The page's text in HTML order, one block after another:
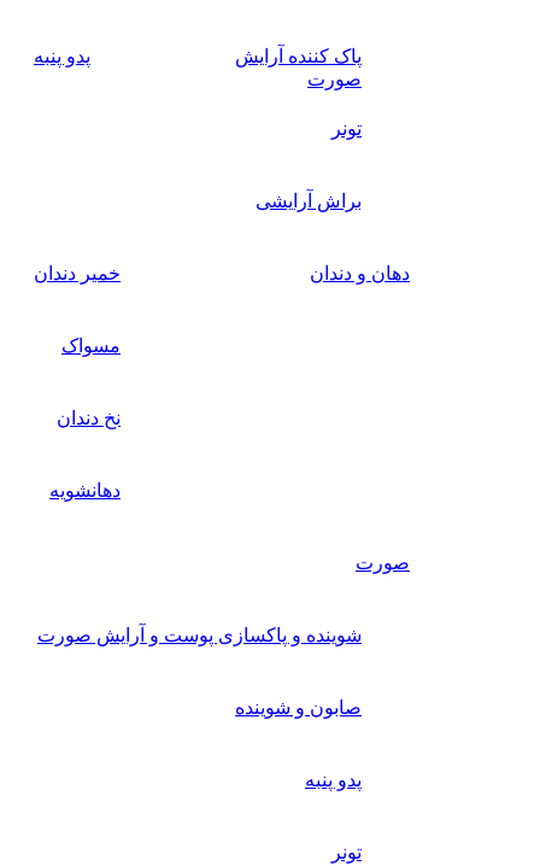
پاک کننده آرایش
صورت
پدو پنبه
تونر
براش آرایشی
دهان و دندان خمیر دندان
مسواک
نخ دندان
دهانشویه
صورت
شوینده و پاکسازی پوست و آرایش صورت
صابون و شوینده
پدو پنبه
تونر